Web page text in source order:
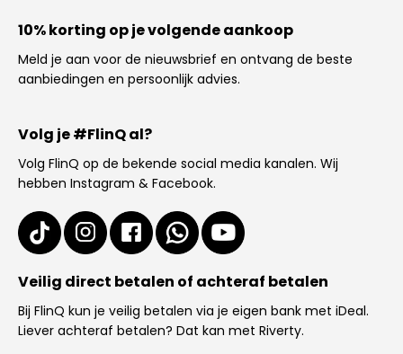
10% korting op je volgende aankoop
Meld je aan voor de nieuwsbrief en ontvang de beste
aanbiedingen en persoonlijk advies.
Volg je #FlinQ al?
Volg FlinQ op de bekende social media kanalen. Wij
hebben Instagram & Facebook.
Veilig direct betalen of achteraf betalen
Bij FlinQ kun je veilig betalen via je eigen bank met iDeal.
Liever achteraf betalen? Dat kan met Riverty.